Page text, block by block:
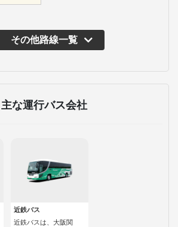
その他路線一覧
主な運行バス会社
近鉄バス
近鉄バスは、大阪関